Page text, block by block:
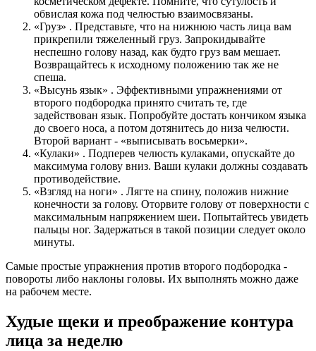
обвислая кожа под челюстью взаимосвязаны.
«Груз» . Представьте, что на нижнюю часть лица вам
прикрепили тяжеленный груз. Запрокидывайте
неспешно голову назад, как будто груз вам мешает.
Возвращайтесь к исходному положению так же не
спеша.
«Высунь язык» . Эффективными упражнениями от
второго подбородка принято считать те, где
задействован язык. Попробуйте достать кончиком языка
до своего носа, а потом дотянитесь до низа челюсти.
Второй вариант - «выписывать восьмерки».
«Кулаки» . Подперев челюсть кулаками, опускайте до
максимума голову вниз. Ваши кулаки должны создавать
противодействие.
«Взгляд на ноги» . Лягте на спину, положив нижние
конечности за голову. Оторвите голову от поверхности с
максимальным напряжением шеи. Попытайтесь увидеть
пальцы ног. Задержаться в такой позиции следует около
минуты.
Самые простые упражнения против второго подбородка -
повороты либо наклоны головы. Их выполнять можно даже
на рабочем месте.
Худые щеки и преображение контура
лица за неделю